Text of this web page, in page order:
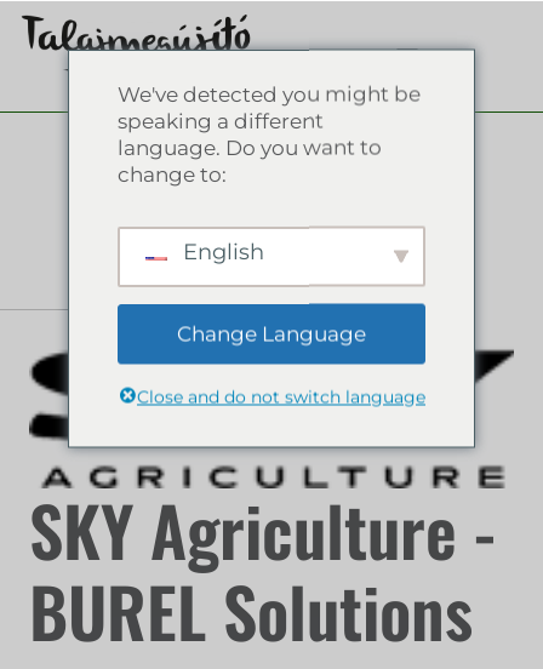
SKY Agriculture -
BUREL Solutions
We've detected you might be
speaking a different
language. Do you want to
change to:
English
Change Language
Close and do not switch language